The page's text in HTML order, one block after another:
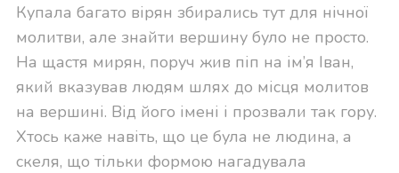
Купала багато вірян збирались тут для нічної
молитви, але знайти вершину було не просто.
На щастя мирян, поруч жив піп на ім’я Іван,
який вказував людям шлях до місця молитов
на вершині. Від його імені і прозвали так гору.
Хтось каже навіть, що це була не людина, а
скеля, що тільки формою нагадувала